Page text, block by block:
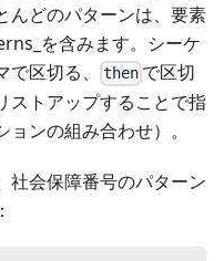
んどのパターンは、要素
を含みます。シーケ
区切る、
then で区切
ストアップすることで指
ンの組み合わせ）。
社会保障番号のパターン